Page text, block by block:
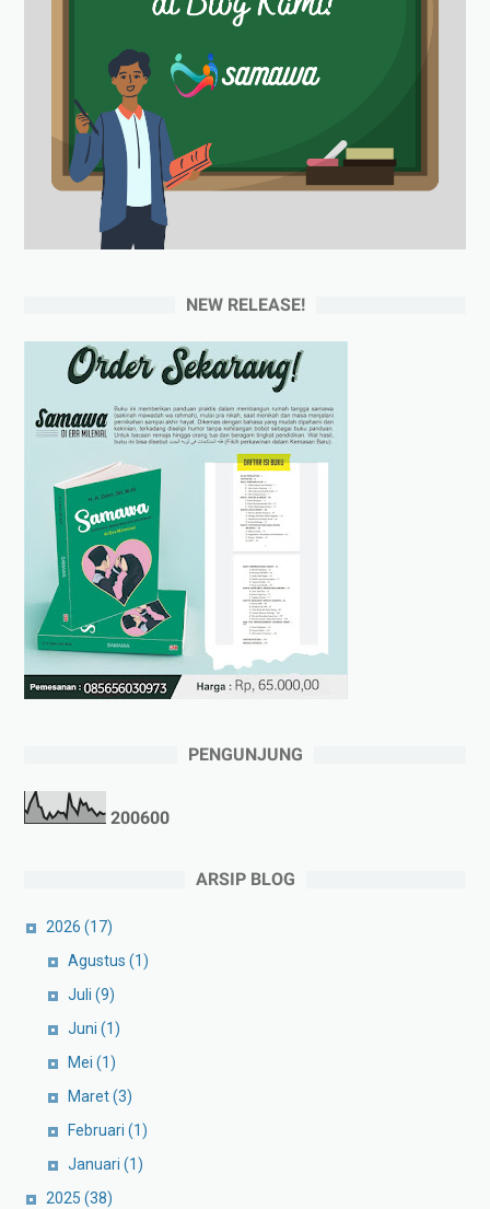
NEW RELEASE!
PENGUNJUNG
200600
ARSIP BLOG
2026 (17)
Agustus (1)
Juli (9)
Juni (1)
Mei (1)
Maret(3)
Februari (1)
Januari (1)
2025 (38)